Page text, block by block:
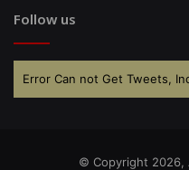
Follow us
Error Can not Get Tweets,
© Copyright 2026,